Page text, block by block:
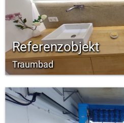
Referenzobjekt
Traumbad